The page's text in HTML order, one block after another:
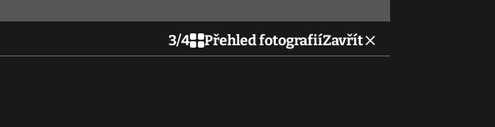
3/4 Přehled fotografiíZavřít